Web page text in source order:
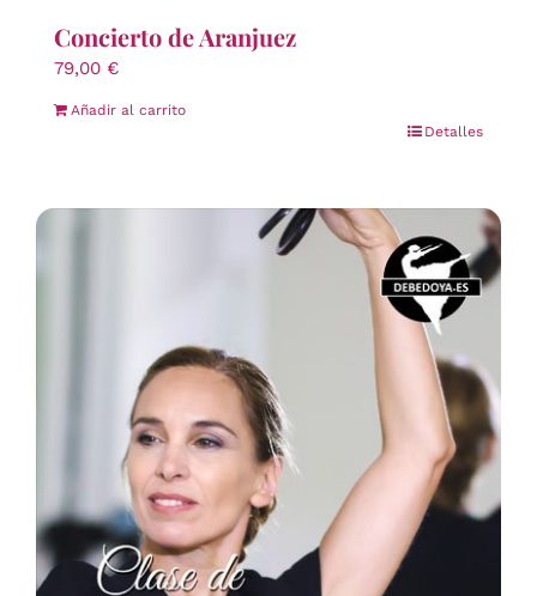
Concierto de Aranjuez
79,00 €
Añadir al carrito
Detalles